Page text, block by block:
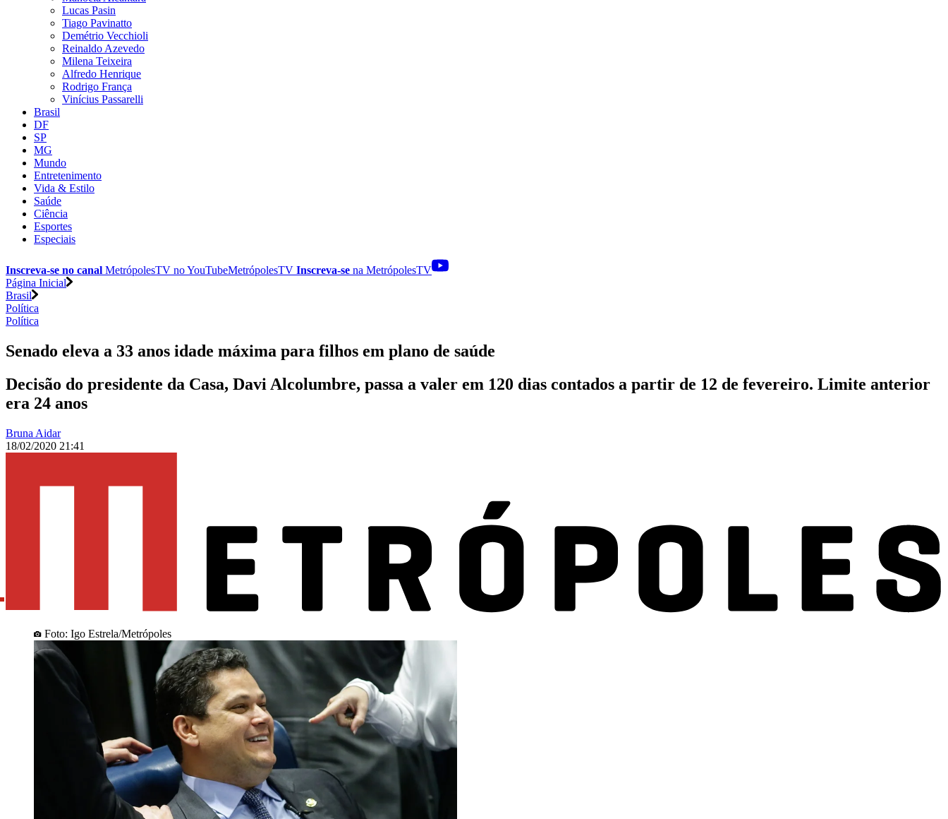
Lucas Pasin
Tiago Pavinatto
Demétrio Vecchioli
Reinaldo Azevedo
Milena Teixeira
Alfredo Henrique
Rodrigo França
Vinícius Passarelli
Brasil
DF
SP
MG
Mundo
Entretenimento
Vida & Estilo
Saúde
Ciência
Esportes
Especiais
Inscreva-se no canal MetrópolesTV noYouTubeMetrópolesTV Inscreva-se na MetrópolesTV
Página Inicial
Brasil
Política
Política
Senado eleva a 33 anos idade máxima para filhos em plano de saúde
Decisão do presidente da Casa, Davi Alcolumbre, passa a valer em 120 dias contados a partir de 12 de fevereiro. Limite anterior
era 24 anos
Bruna Aidar
18/02/2020 21:41
Foto: Igo Estrela/Metrópoles